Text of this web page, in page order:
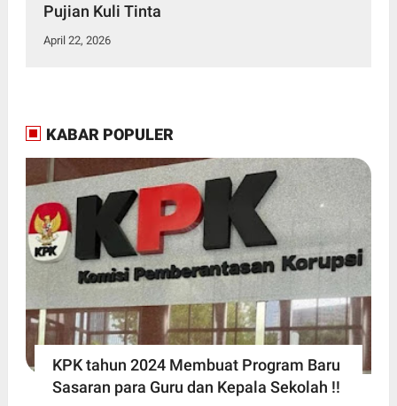
Pujian Kuli Tinta
April 22, 2026
KABAR POPULER
KPK tahun 2024 Membuat Program Baru
Sasaran para Guru dan Kepala Sekolah !!